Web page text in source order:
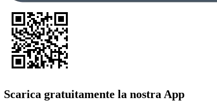
Scarica gratuitamente la nostra App